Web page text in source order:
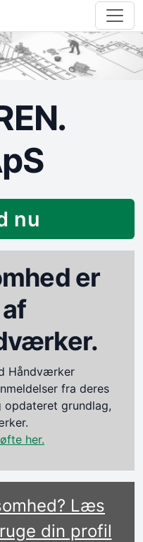
nu
er
Håndværker
fra deres
opdateret grundlag,
her.
Læs
din profil